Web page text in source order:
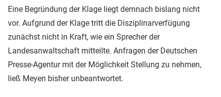
Eine Begründung der Klage liegt demnach bislang nicht
vor. Aufgrund der Klage tritt die Disziplinarverfügung
zunächst nicht in Kraft, wie ein Sprecher der
Landesanwaltschaft mitteilte. Anfragen der Deutschen
Presse-Agentur mit der Möglichkeit Stellung zu nehmen,
ließ Meyen bisher unbeantwortet.